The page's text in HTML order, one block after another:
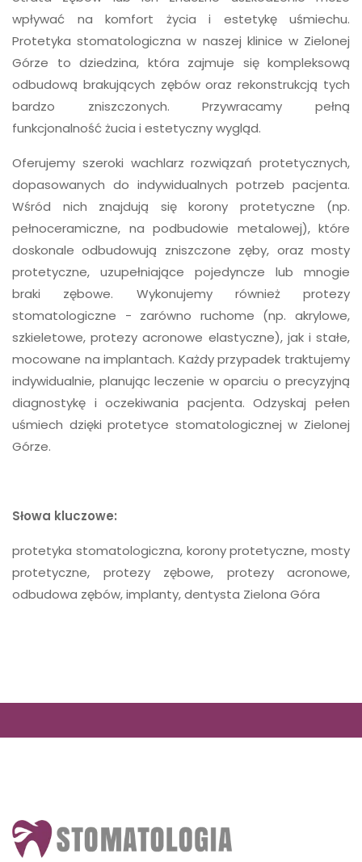
wpływać na komfort życia i estetykę uśmiechu.
Protetyka stomatologiczna w naszej klinice w Zielonej
Górze to dziedzina, która zajmuje się kompleksową
odbudową brakujących zębów oraz rekonstrukcją tych
bardzo zniszczonych. Przywracamy pełną
funkcjonalność żucia i estetyczny wygląd.
Oferujemy szeroki wachlarz rozwiązań protetycznych,
dopasowanych do indywidualnych potrzeb pacjenta.
Wśród nich znajdują się korony protetyczne (np.
pełnoceramiczne, na podbudowie metalowej), które
doskonale odbudowują zniszczone zęby, oraz mosty
protetyczne, uzupełniające pojedyncze lub mnogie
braki zębowe. Wykonujemy również protezy
stomatologiczne - zarówno ruchome (np. akrylowe,
szkieletowe, protezy acronowe elastyczne), jak i stałe,
mocowane na implantach. Każdy przypadek traktujemy
indywidualnie, planując leczenie w oparciu o precyzyjną
diagnostykę i oczekiwania pacjenta. Odzyskaj pełen
uśmiech dzięki protetyce stomatologicznej w Zielonej
Górze.
Słowa kluczowe:
protetyka stomatologiczna, korony protetyczne, mosty
protetyczne, protezy zębowe, protezy acronowe,
odbudowa zębów, implanty, dentysta Zielona Góra